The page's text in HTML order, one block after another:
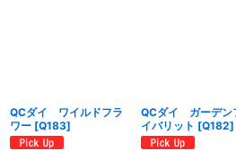
QCダイ ワイルドフラ
ワー [Q183]
QCダイ ガーデン
イバリット [Q182]